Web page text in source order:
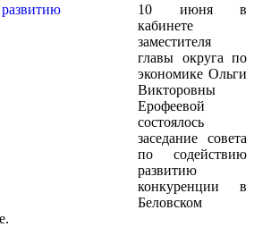
10 июня в
кабинете
заместителя
главы округа по
экономике Ольги
Викторовны
Ерофеевой
состоялось
заседание совета
по содействию
развитию
конкуренции в
Беловском